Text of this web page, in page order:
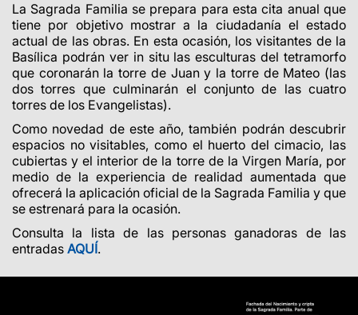
La Sagrada Familia se prepara para esta cita anual que
tiene por objetivo mostrar a la ciudadanía el estado
actual de las obras. En esta ocasión, los visitantes de la
Basílica podrán ver in situ las esculturas del tetramorfo
que coronarán la torre de Juan y la torre de Mateo (las
dos torres que culminarán el conjunto de las cuatro
torres de los Evangelistas).
Como novedad de este año, también podrán descubrir
espacios no visitables, como el huerto del cimacio, las
cubiertas y el interior de la torre de la Virgen María, por
medio de la experiencia de realidad aumentada que
ofrecerá la aplicación oficial de la Sagrada Familia y que
se estrenará para la ocasión.
Consulta la lista de las personas ganadoras de las
entradas AQUÍ.